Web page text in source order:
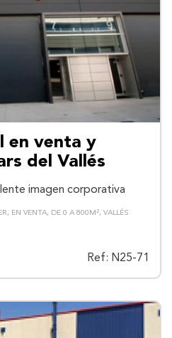
en venta y
del Vallés
imagen corporativa
EN VENTA DE 0 A 800M² VALLÉS
Ref: N25-71